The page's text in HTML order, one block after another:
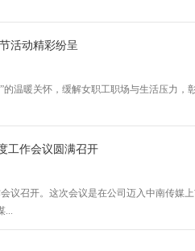
活动精彩纷呈
温暖关怀，缓解女职工职场与生活压力，
工作会议圆满召开
议召开。这次会议是在公司迈入中南传媒
...